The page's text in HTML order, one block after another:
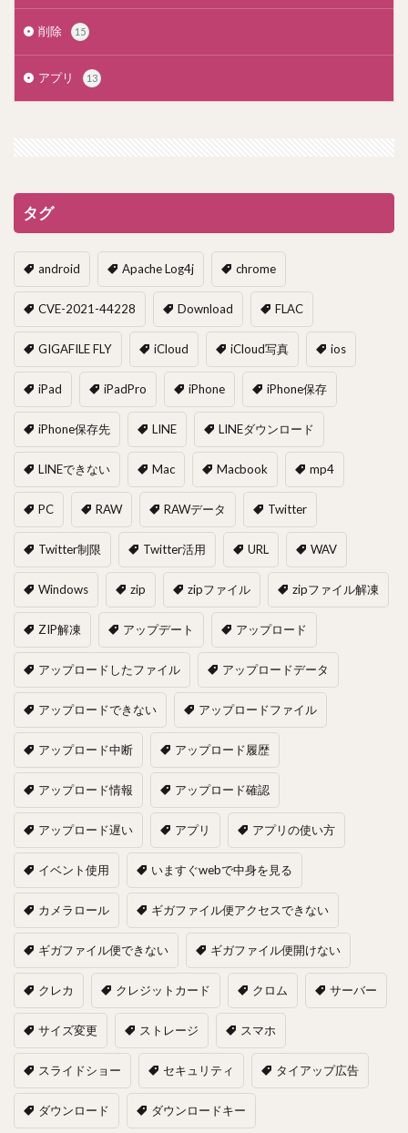
削除 15
アプリ 13
タグ
android Apache Log4j chrome
CVE-2021-44228 Download FLAC
GIGAFILE FLY iCloud iCloud写真 ios
iPad iPadPro iPhone iPhone保存
iPhone保存先 LINE LINEダウンロード
LINEできない Mac Macbook mp4
PC RAW RAWデータ Twitter
Twitter制限 Twitter活用 URL WAV
Windows zip zipファイル zipファイル解凍
ZIP解凍 アップデート アップロード
アップロードしたファイル アップロードデータ
アップロードできない アップロードファイル
アップロード中断 アップロード履歴
アップロード情報 アップロード確認
アップロード遅い アプリ アプリの使い方
イベント使用 いますぐwebで中身を見る
カメラロール ギガファイル便アクセスできない
ギガファイル便できない ギガファイル便開けない
クレカ クレジットカード クロム サーバー
サイズ変更 ストレージ スマホ
スライドショー セキュリティ タイアップ広告
ダウンロード ダウンロードキー